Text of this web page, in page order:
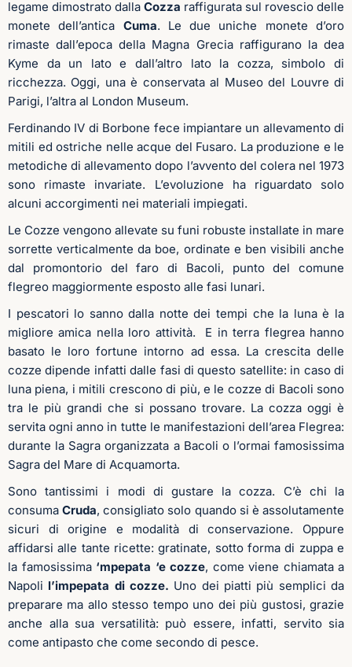
legame dimostrato dalla Cozza raffigurata sul rovescio delle
monete dell’antica Cuma. Le due uniche monete d’oro
rimaste dall’epoca della Magna Grecia raffigurano la dea
Kyme da un lato e dall’altro lato la cozza, simbolo di
ricchezza. Oggi, una è conservata al Museo del Louvre di
Parigi, l’altra al London Museum.
Ferdinando IV di Borbone fece impiantare un allevamento di
mitili ed ostriche nelle acque del Fusaro. La produzione e le
metodiche di allevamento dopo l’avvento del colera nel 1973
sono rimaste invariate. L’evoluzione ha riguardato solo
alcuni accorgimenti nei materiali impiegati.
Le Cozze vengono allevate su funi robuste installate in mare
sorrette verticalmente da boe, ordinate e ben visibili anche
dal promontorio del faro di Bacoli, punto del comune
flegreo maggiormente esposto alle fasi lunari.
I pescatori lo sanno dalla notte dei tempi che la luna è la
migliore amica nella loro attività. E in terra flegrea hanno
basato le loro fortune intorno ad essa. La crescita delle
cozze dipende infatti dalle fasi di questo satellite: in caso di
luna piena, i mitili crescono di più, e le cozze di Bacoli sono
tra le più grandi che si possano trovare. La cozza oggi è
servita ogni anno in tutte le manifestazioni dell’area Flegrea:
durante la Sagra organizzata a Bacoli o l’ormai famosissima
Sagra del Mare di Acquamorta.
Sono tantissimi i modi di gustare la cozza. C’è chi la
consumaCruda, consigliato solo quando si è assolutamente
sicuri di origine e modalità di conservazione. Oppure
affidarsi alle tante ricette: gratinate, sotto forma di zuppa e
la famosissima‘mpepata ‘e cozze, come viene chiamata a
Napoli l’impepata di cozze. Uno dei piatti più semplici da
preparare ma allo stesso tempo uno dei più gustosi, grazie
anche alla sua versatilità: può essere, infatti, servito sia
come antipasto che come secondo di pesce.